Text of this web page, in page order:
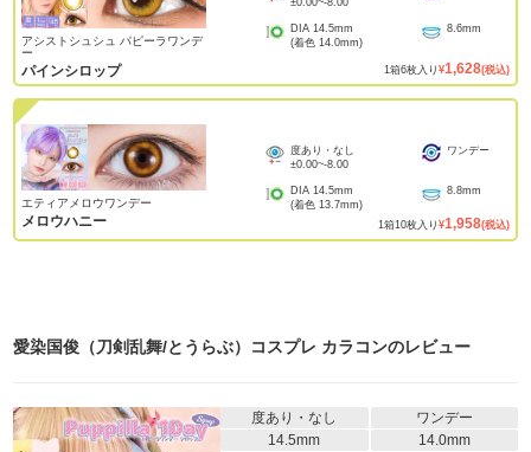
アシストシュシュ パピーラワンデ
ー
パインシロップ
±0.00~-8.00
DIA 14.5mm
(着色 14.0mm)
8.6mm
1箱6枚入り ¥1,628(税込)
エティアメロウワンデー
メロウハニー
度あり・なし
±0.00~-8.00
ワンデー
DIA 14.5mm
(着色 13.7mm)
8.8mm
1箱10枚入り ¥1,958(税込)
愛染国俊（刀剣乱舞/とうらぶ）コスプレ カラコンのレビュー
度あり・なし
ワンデー
14.5mm
14.0mm